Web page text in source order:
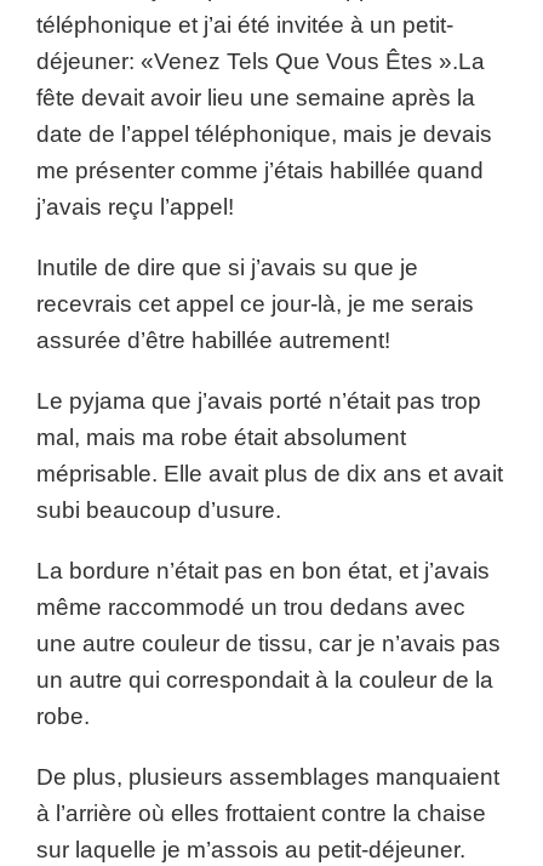
téléphonique et j’ai été invitée à un petit-
déjeuner: «Venez Tels Que Vous Êtes ».La
fête devait avoir lieu une semaine après la
date de l’appel téléphonique, mais je devais
me présenter comme j’étais habillée quand
j’avais reçu l’appel!
Inutile de dire que si j’avais su que je
recevrais cet appel ce jour-là, je me serais
assurée d’être habillée autrement!
Le pyjama que j’avais porté n’était pas trop
mal, mais ma robe était absolument
méprisable. Elle avait plus de dix ans et avait
subi beaucoup d’usure.
La bordure n’était pas en bon état, et j’avais
même raccommodé un trou dedans avec
une autre couleur de tissu, car je n’avais pas
un autre qui correspondait à la couleur de la
robe.
De plus, plusieurs assemblages manquaient
à l’arrière où elles frottaient contre la chaise
sur laquelle je m’assois au petit-déjeuner.